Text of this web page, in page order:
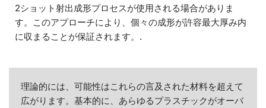
2ショット射出成形プロセスが使用される場合がありま
す。このアプローチにより、個々の成形が許容最大厚み内
に収まることが保証されます。.
理論的には、可能性はこれらの言及された材料を超えて
広がります。基本的に、あらゆるプラスチックがオーバ